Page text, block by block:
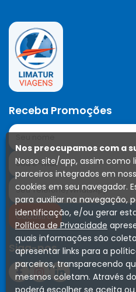
Receba Promoções
Siga-nos
Nos preocupamos com a
Nosso site/app, assim como
parceiros integrados em
cookies em seu navegador.
para auxiliar na navegação,
identificação, e/ou gerar
Política de Privacidade
quais informações são
apresentar links para a
parceiros, transparecendo
mesmos coletam. Através
poderá escolher se aceita